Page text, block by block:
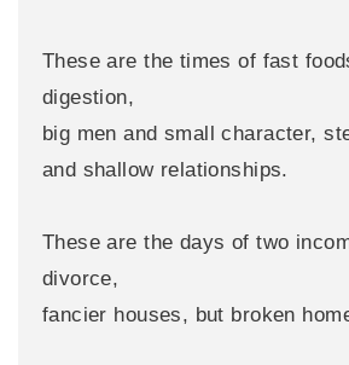
These are the times of fast
digestion,
big men and small character,
and shallow relationships.
These are the days of two
divorce,
fancier houses, but broken